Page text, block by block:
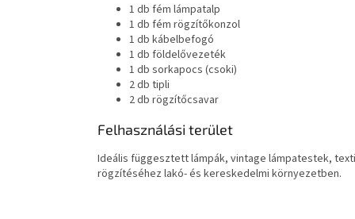
1 db fém lámpatalp
1 db fém rögzítőkonzol
1 db kábelbefogó
1 db földelővezeték
1 db sorkapocs (csoki)
2 db tipli
2 db rögzítőcsavar
Felhasználási terület
Ideális függesztett lámpák, vintage lámpatestek,
rögzítéséhez lakó- és kereskedelmi környezetben.